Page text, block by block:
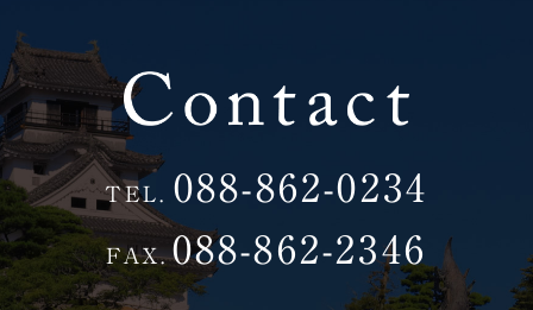
ョ
ン
TEL. 088-862-0234
FAX. 088-862-2346